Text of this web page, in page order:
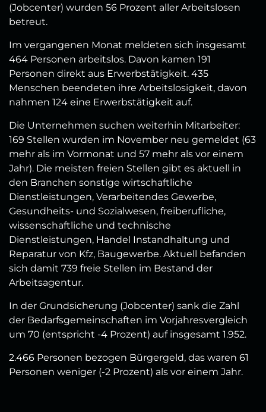
(Jobcenter) wurden 56 Prozent aller Arbeitslosen
betreut.
Im vergangenen Monat meldeten sich insgesamt
464 Personen arbeitslos. Davon kamen 191
Personen direkt aus Erwerbstätigkeit. 435
Menschen beendeten ihre Arbeitslosigkeit, davon
nahmen 124 eine Erwerbstätigkeit auf.
Die Unternehmen suchen weiterhin Mitarbeiter:
169 Stellen wurden im November neu gemeldet (63
mehr als im Vormonat und 57 mehr als vor einem
Jahr). Die meisten freien Stellen gibt es aktuell in
den Branchen sonstige wirtschaftliche
Dienstleistungen, Verarbeitendes Gewerbe,
Gesundheits- und Sozialwesen, freiberufliche,
wissenschaftliche und technische
Dienstleistungen, Handel Instandhaltung und
Reparatur von Kfz, Baugewerbe. Aktuell befanden
sich damit 739 freie Stellen im Bestand der
Arbeitsagentur.
In der Grundsicherung (Jobcenter) sank die Zahl
der Bedarfsgemeinschaften im Vorjahresvergleich
um 70 (entspricht -4 Prozent) auf insgesamt 1.952.
2.466 Personen bezogen Bürgergeld, das waren 61
Personen weniger (-2 Prozent) als vor einem Jahr.